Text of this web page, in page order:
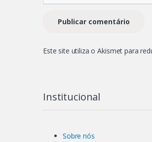
Este site utiliza o Akismet para
Institucional
Sobre nós